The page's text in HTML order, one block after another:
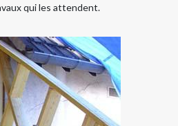
qui les attendent.